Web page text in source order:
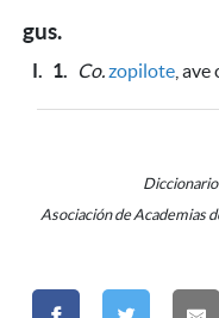
gus.
I. 1. Co.zopilote ,
Asociación de Academias